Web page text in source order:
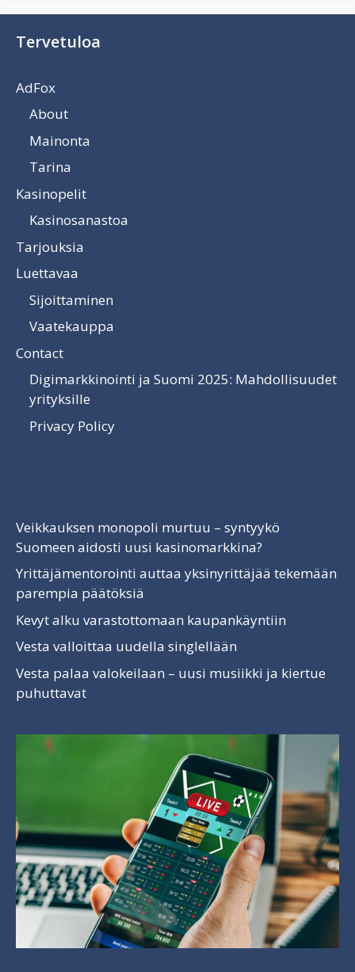
Tervetuloa
AdFox
About
Mainonta
Tarina
Kasinopelit
Kasinosanastoa
Tarjouksia
Luettavaa
Sijoittaminen
Vaatekauppa
Contact
Digimarkkinointi ja Suomi 2025: Mahdollisuudet
yrityksille
Privacy Policy
Veikkauksen monopoli murtuu – syntyykö
Suomeen aidosti uusi kasinomarkkina?
Yrittäjämentorointi auttaa yksinyrittäjää tekemään
parempia päätöksiä
Kevyt alku varastottomaan kaupankäyntiin
Vesta valloittaa uudella singlellään
Vesta palaa valokeilaan – uusi musiikki ja kiertue
puhuttavat